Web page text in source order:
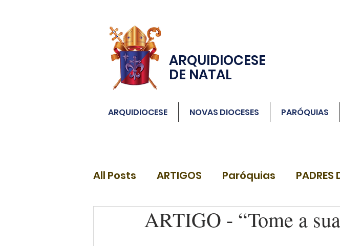
ARQUIDIOCESE
DE NATAL
ARQUIDIOCESE NOVAS DIOCESES PARÓQUIAS
All Posts ARTIGOS Paróquias PADRES
DIÁCONOSARTIGO - “Tome a